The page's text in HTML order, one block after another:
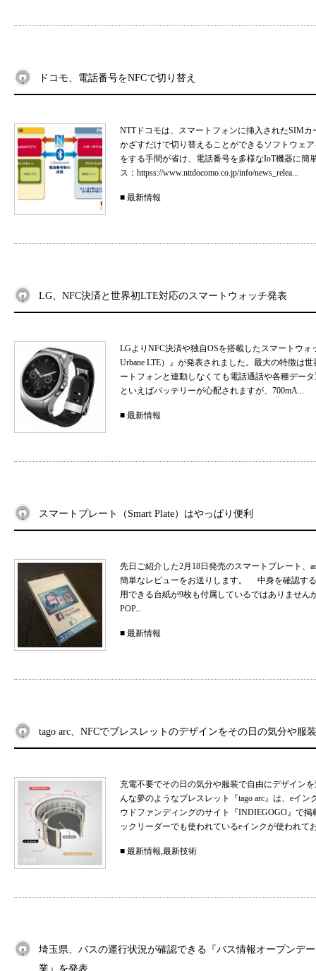
ドコモ、電話番号をNFCで切り替え
NTTドコモは、スマートフォンに挿入されたSIM
かざすだけで切り替えることができるソフトウェ
をする手間が省け、電話番号を多様なIoT機器に
ス：httpss://www.nttdocomo.co.jp/info/news_relea...
■ 最新情報
LG、NFC決済と世界初LTE対応のスマートウォッチ発表
LGよりNFC決済や独自OSを搭載したスマートウォ
Urbane LTE）』が発表されました。最大の特徴は
ートフォンと連動しなくても電話通話や各種デ
といえばバッテリーが心配されますが、700mA...
■ 最新情報
スマートプレート（Smart Plate）はやっぱり便利
先日ご紹介した2月18日発売のスマートプレート、
簡単なレビューをお送りします。 中身を確認す
用できる台紙が9枚も付属しているではありませ
POP...
■ 最新情報
tago arc、NFCでブレスレットのデザインをその日の気分や服
充電不要でその日の気分や服装で自由にデザイン
んな夢のようなブレスレット『tago arc』は、eイ
ウドファンディングのサイト『INDIEGOGO』で
ックリーダーでも使われているeインクが使われて
■ 最新情報,最新技術
埼玉県、バスの運行状況が確認できる『バス情報オープンデ
業』を発表